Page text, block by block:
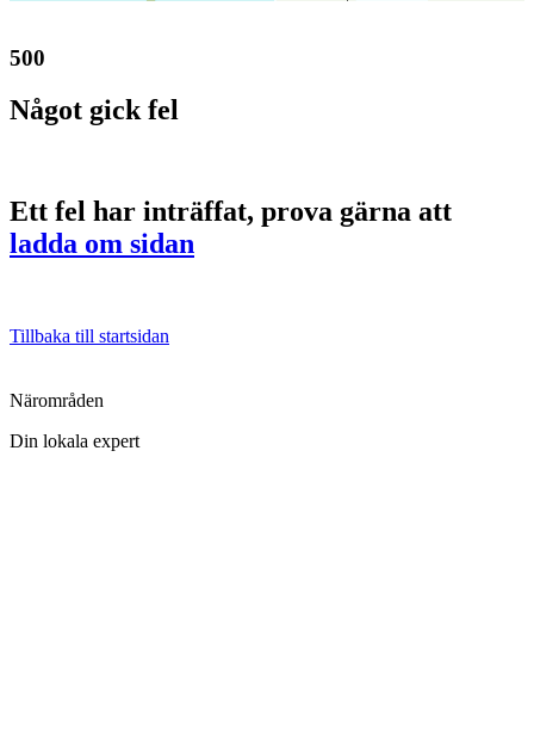
500
Något gick fel
Ett fel har inträffat, prova gärna att
ladda om sidan
Tillbaka till startsidan
Närområden
Din lokala expert